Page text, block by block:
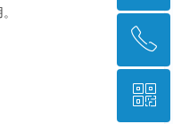
回到顶部
ꂅ
028-85223948
ꀥ